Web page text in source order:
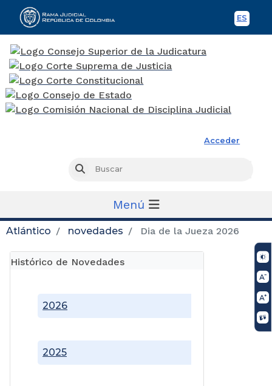
ES
Acceder
Buscar
Menú
Atlántico novedades Dia de la Jueza 2026
Histórico de Novedades
2025
2026